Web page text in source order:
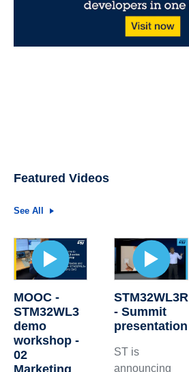
Featured Videos
See All
MOOC -
STM32WL3
demo
workshop -
02
Marketing
STM32WL3R
- Summit
presentation
ST is
announcing